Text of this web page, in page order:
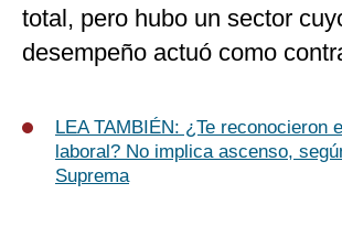
total, pero hubo un sector
desempeño actuó como
LEA TAMBIÉN: ¿Te reconocieron
laboral? No implica ascenso,
Suprema